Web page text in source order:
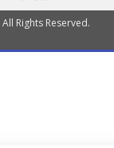
Rights Reserved.